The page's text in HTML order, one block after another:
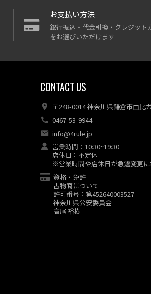
お支払い方法
銀行振込・代金引換・クレジット
をお選びいただけます
CONTACT US
〒248-0014 神奈川県鎌倉市由比
0467-53-9944
info@4rule.jp
営業時間：10:30~19:30
店休日：不定休
※営業時間や店休日が急遽変更に
資格・免許
古物商について
許可番号：第452640003527
神奈川県公安委員会
高尾 裕樹